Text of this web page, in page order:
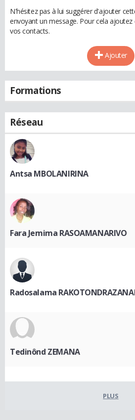
N'hésitez pas à lui suggérer d'ajouter
envoyant un message. Pour cela
vos contacts.
Ajouter
Formations
Réseau
Antsa MBOLANIRINA
Fara Jemima RASOAMANARIVO
Radosalama
Tedinônd ZEMANA
PLUS